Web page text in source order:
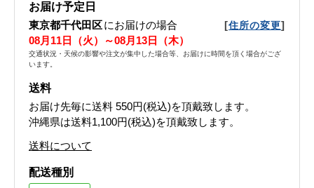
お届け予定日
東京都千代田区にお届けの場合 [住所の変更]
08月11日（火）～08月13日（木）
交通状況・天候の影響や注文が集中した場合等、お届けに時間を頂く場合がござ
います。
送料
お届け先毎に送料 550円(税込)を頂戴致します。
沖縄県は送料1,100円(税込)を頂戴致します。
送料について
配送種別